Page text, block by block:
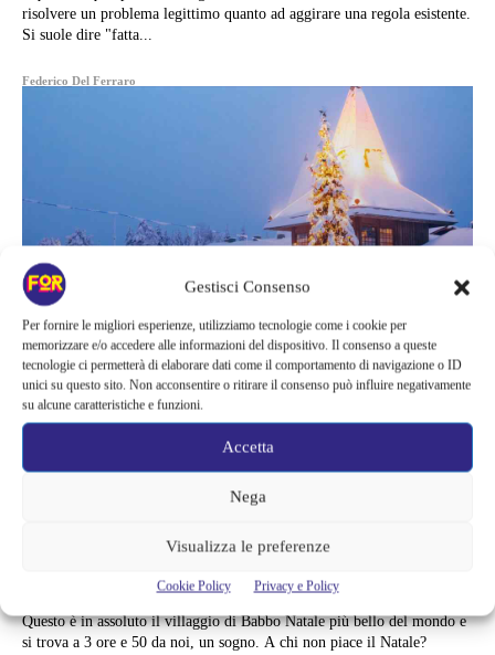
Gestisci Consenso
Per fornire le migliori esperienze, utilizziamo tecnologie come i cookie per
memorizzare e/o accedere alle informazioni del dispositivo. Il consenso a queste
tecnologie ci permetterà di elaborare dati come il comportamento di navigazione o ID
unici su questo sito. Non acconsentire o ritirare il consenso può influire negativamente
su alcune caratteristiche e funzioni.
Accetta
Nega
Visualizza le preferenze
Cookie Policy Privacy e Policy
risolvere un problema legittimo quanto ad aggirare una regola esistente.
Si suole dire "fatta...
Federico Del Ferraro
IL VILLAGGIO DI BABBO NATALE
PIÙ BELLO DEL MONDO, À SOLO
A 3 ORE DA QUI | DEVI
PRENOTARE ADESSO
Questo è in assoluto il villaggio di Babbo Natale più bello del mondo e
si trova a 3 ore e 50 da noi, un sogno. A chi non piace il Natale?